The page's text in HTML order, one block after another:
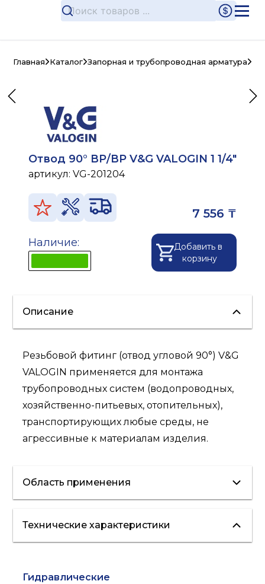
Главная Каталог Запорная и трубопроводная арматура
Отвод 90° ВР/ВР V&G VALOGIN 1 1/4"
артикул: VG-201204
7 556 ₸
Наличие:
Добавить в
корзину
Описание
Резьбовой фитинг (отвод угловой 90°) V&G
VALOGIN применяется для монтажа
трубопроводных систем (водопроводных,
хозяйственно-питьевых, отопительных),
транспортирующих любые среды, не
агрессивные к материалам изделия.
Область применения
водоснабжение отопление
Технические характеристики
Гидравлические